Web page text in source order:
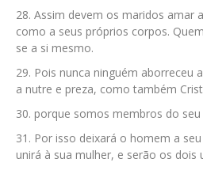
Assim devem os maridos amar
como a seus próprios corpos.
se a si mesmo.
Pois nunca ninguém aborreceu
a nutre e preza, como também
porque somos membros do seu
Por isso deixará o homem a
unirá à sua mulher, e serão os dois